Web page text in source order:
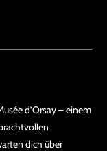
d’Orsay – einem
dich über